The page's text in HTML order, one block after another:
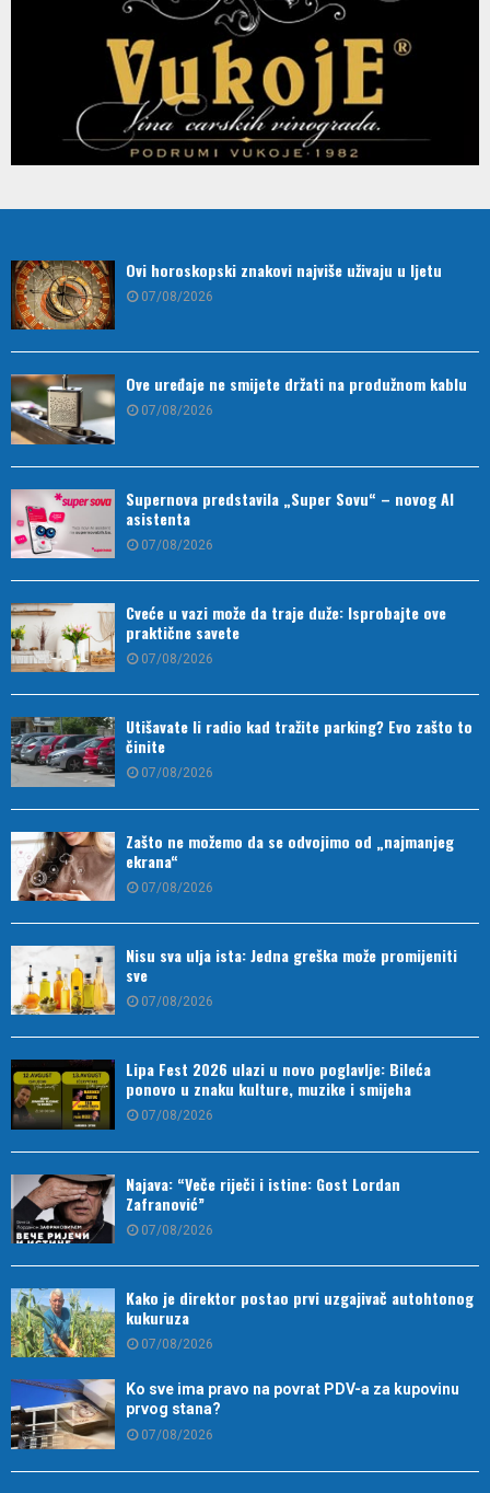
Ovi horoskopski znakovi najviše uživaju u ljetu
07/08/2026
Ove uređaje ne smijete držati na produžnom kablu
07/08/2026
Supernova predstavila „Super Sovu“ – novog AI
asistenta
07/08/2026
Cveće u vazi može da traje duže: Isprobajte ove
praktične savete
07/08/2026
Utišavate li radio kad tražite parking? Evo zašto to
činite
07/08/2026
Zašto ne možemo da se odvojimo od „najmanjeg
ekrana“
07/08/2026
Nisu sva ulja ista: Jedna greška može promijeniti
sve
07/08/2026
Lipa Fest 2026 ulazi u novo poglavlje: Bileća
ponovo u znaku kulture, muzike i smijeha
07/08/2026
Najava: “Veče riječi i istine: Gost Lordan
Zafranović”
07/08/2026
Kako je direktor postao prvi uzgajivač autohtonog
kukuruza
07/08/2026
Ko sve ima pravo na povrat PDV-a za kupovinu
prvog stana?
07/08/2026